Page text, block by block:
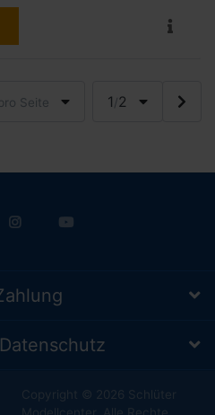
Seite 1/2
Copyright © 2026 Schlüter
Modellcenter. Alle Rechte